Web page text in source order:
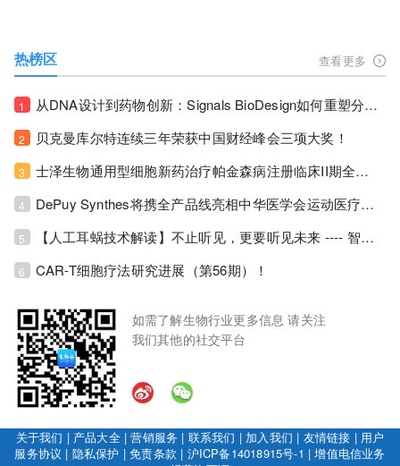
热榜区 查看更多
1 从DNA设计到药物创新：Signals BioDesign如何重塑分子生物学研发生态！
2 贝克曼库尔特连续三年荣获中国财经峰会三项大奖！
3 士泽生物通用型细胞新药治疗帕金森病注册临床II期全部入组完成！
4 DePuy Synthes将携全产品线亮相中华医学会运动医疗分会大会，加码布局中国运动医学创新赛道！
5 【人工耳蜗技术解读】不止听见，更要听见未来 ---- 智能耳蜗，开启人工耳蜗技术新纪元！
6 CAR-T细胞疗法研究进展（第56期）！
如需了解生物行业更多信息 请关注
我们其他的社交平台
关于我们 | 产品大全|营销服务 | 联系我们 | 加入我们 | 友情链接 | 用户
服务协议 | 隐私保护 |免责条款 | 沪ICP备14018915号-1 |增值电信业务